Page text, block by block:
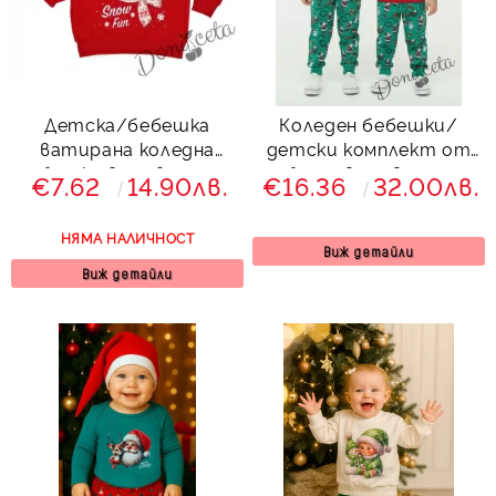
Детска/бебешка
ватирана коледна
блузка в червено с
еленче с шалче
€7.62 14.90лв.
НЯМА НАЛИЧНОСТ
Виж детайли
Коледен бебешки/
детски комплект от
блуза в червено с
коледна картинка и
мотиви
€16.36 32.00лв.
Виж детайли